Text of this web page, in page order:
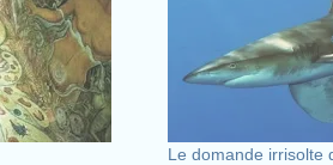
Le domande irrisolte